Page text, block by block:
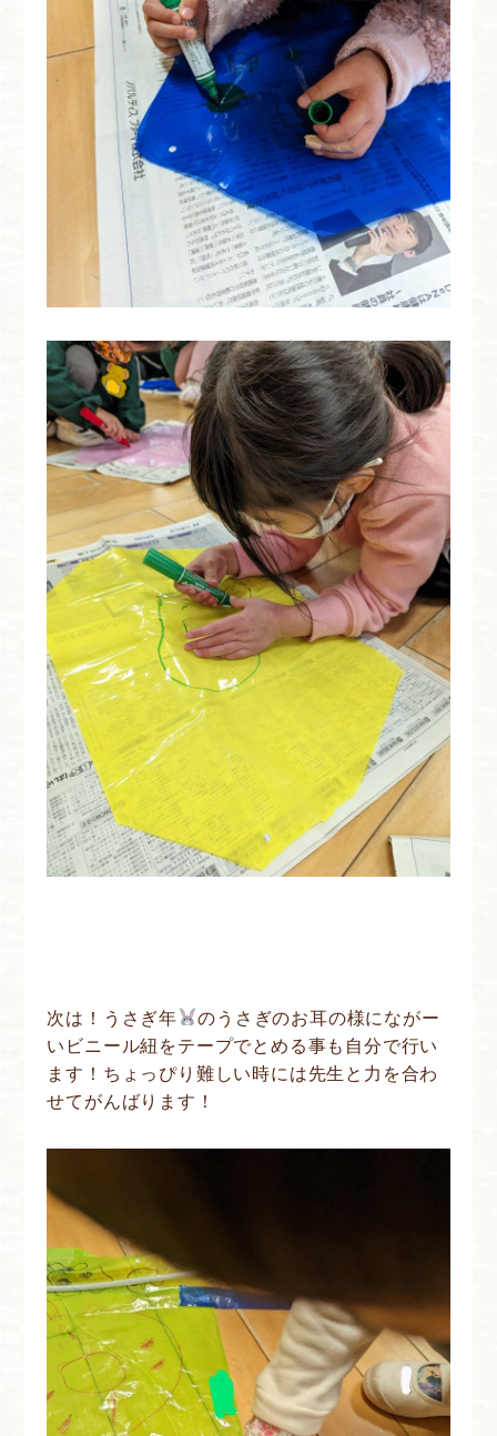
次は！うさぎ年
のうさぎのお耳の様にながー
いビニール紐をテープでとめる事も自分で行い
ます！ちょっぴり難しい時には先生と力を合わ
せてがんばります！